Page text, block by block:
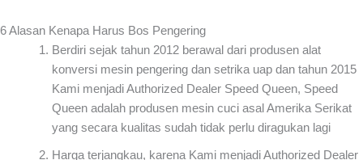
6 Alasan Kenapa Harus Bos Pengering
Berdiri sejak tahun 2012 berawal dari produsen alat
konversi mesin pengering dan setrika uap dan tahun 2015
Kami menjadi Authorized Dealer Speed Queen, Speed
Queen adalah produsen mesin cuci asal Amerika Serikat
yang secara kualitas sudah tidak perlu diragukan lagi
Harga terjangkau, karena Kami menjadi Authorized Dealer